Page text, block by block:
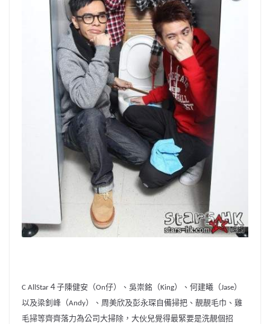
C AllStar ４子陳健安（On仔）、吳崇銘（King）、 何建曦（Jase）
以及梁釗峰（Andy）、 周美欣及彭永琛自備掃把、靚靚毛巾、 雞
毛掃等齊齊落力為公司大掃除，大伙兒覺得最緊要是洗靚個招